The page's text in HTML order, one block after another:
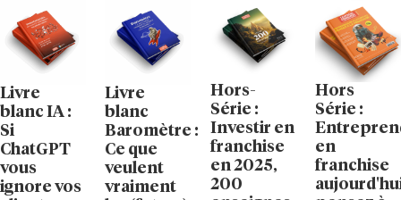
Livre
blanc IA :
Si
ChatGPT
vous
ignore vos
Livre
blanc
Baromètre :
Ce que
veulent
vraiment
Hors-
Série :
Investir en
franchise
en 2025,
200
Hors
Série :
en
franchise